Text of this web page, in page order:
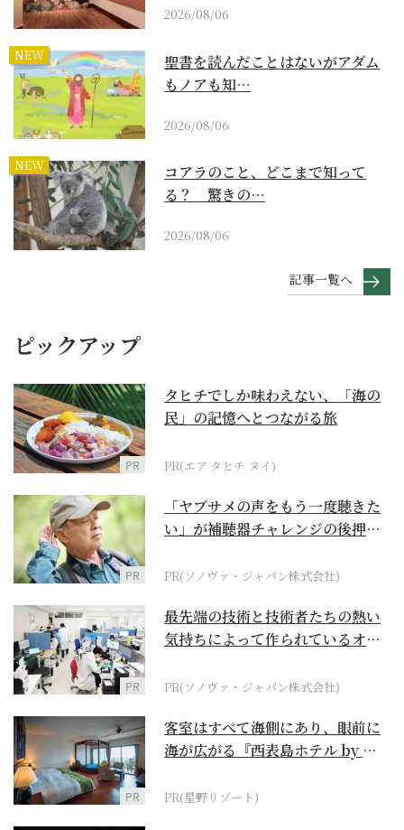
2026/08/06
NEW
聖書を読んだことはないがアダム
もノアも知…
2026/08/06
NEW
コアラのこと、どこまで知って
る？ 驚きの…
2026/08/06
記事一覧へ
ピックアップ
PR
タヒチでしか味わえない、「海の
民」の記憶へとつながる旅
PR(エア タヒチ ヌイ)
PR
「ヤブサメの声をもう一度聴きた
い」が補聴器チャレンジの後押し
PR(ソノヴァ・ジャパン株式会社)
PR
最先端の技術と技術者たちの熱い
気持ちによって作られているオー
PR(ソノヴァ・ジャパン株式会社)
PR
客室はすべて海側にあり、眼前に
海が広がる『西表島ホテル by 星
PR(星野リゾート)